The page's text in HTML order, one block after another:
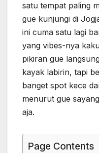
satu tempat paling
gue kunjungi di
ini cuma satu lagi
yang vibes-nya
pikiran gue
kayak labirin, tapi
banget spot kece
menurut gue
aja.
Page Contents